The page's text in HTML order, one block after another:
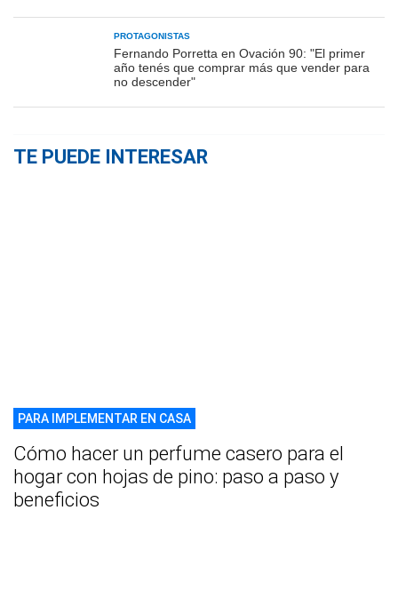
PROTAGONISTAS
Fernando Porretta en Ovación 90: "El primer
año tenés que comprar más que vender para
no descender"
TE PUEDE INTERESAR
PARA IMPLEMENTAR EN CASA
Cómo hacer un perfume casero para el
hogar con hojas de pino: paso a paso y
beneficios